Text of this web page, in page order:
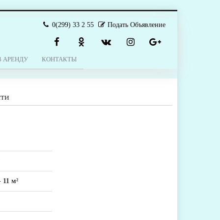
0(299) 33 2 55 Подать Объявление
АРЕНДУ КОНТАКТЫ
11 м²